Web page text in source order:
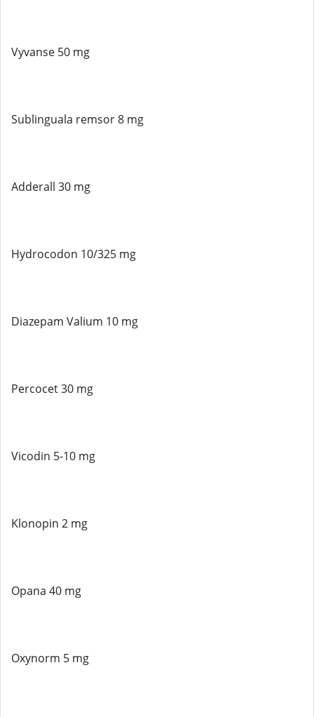
Vyvanse 50 mg
Sublinguala remsor 8 mg
Adderall 30 mg
Hydrocodon 10/325 mg
Diazepam Valium 10 mg
Percocet 30 mg
Vicodin 5-10 mg
Klonopin 2 mg
Opana 40 mg
Oxynorm 5 mg